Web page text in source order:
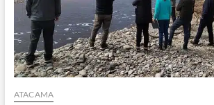
Gobernanza
Regional
ATACAMA